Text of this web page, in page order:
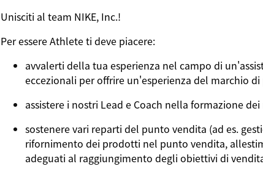
Unisciti al team NIKE, Inc.!
Per essere Athlete ti deve piacere:
avvalerti della tua esperienza nel campo di
eccezionali per offrire un'esperienza del marchio
assistere i nostri Lead e Coach nella formazione
sostenere vari reparti del punto vendita (ad es.
rifornimento dei prodotti nel punto vendita,
adeguati al raggiungimento degli obiettivi di